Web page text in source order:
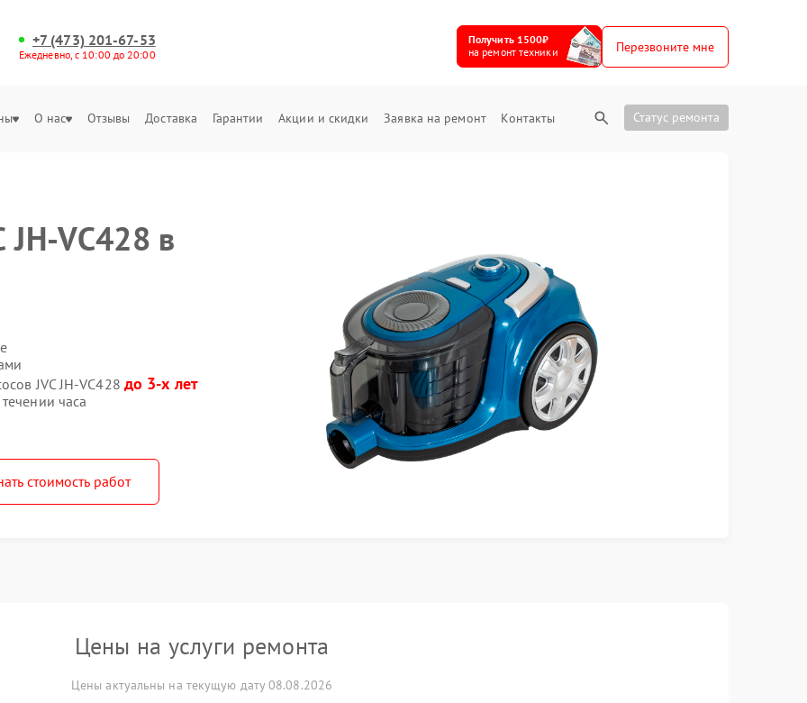
+7 (473) 201-67-53
Ежедневно, с 10:00 до 20:00
Получить 1500₽
на ремонт техники
Перезвоните мне
О нас Отзывы Доставка Гарантии Акции и скидки Заявка на ремонт Контакты Статус ремонта
JH-VC428 в
JVC JH-VC428 до 3-х лет
часа
стоимость работ
Цены на услуги ремонта
Цены актуальны на текущую дату 08.08.2026